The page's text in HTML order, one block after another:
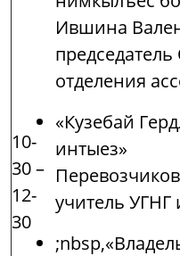
10-
30 –
12-
30
Ившина
отделения
«Кузебай
интыез»
учитель УГНГ